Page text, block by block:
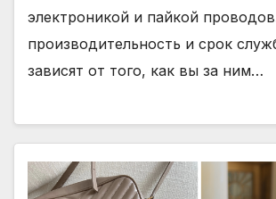
электроникой и пайкой
производительность и срок
зависят от того, как вы за ним…